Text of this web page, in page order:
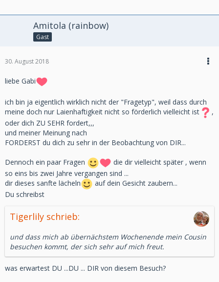
Amitola (rainbow)
Gast
30. August 2018
liebe Gabi
ich bin ja eigentlich wirklich nicht der "Fragetyp", weil dass durch
meine doch nur Laienhaftigkeit nicht so förderlich vielleicht ist
,
oder dich ZU SEHR fordert,,,
und meiner Meinung nach
FORDERST du dich zu sehr in der Beobachtung von DIR...
Dennoch ein paar Fragen
die dir vielleicht später , wenn
so eins bis zwei Jahre vergangen sind ...
dir dieses sanfte lächeln
auf dein Gesicht zaubern...
Du schreibst
Tigerlily schrieb:
und dass mich ab übernächstem Wochenende mein Cousin
besuchen kommt, der sich sehr auf mich freut.
was erwartest DU ...DU ... DIR von diesem Besuch?